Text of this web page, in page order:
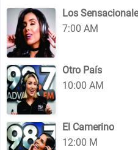
Los
7:00 AM
Otro País
10:00 AM
El Camerino
12:00 M